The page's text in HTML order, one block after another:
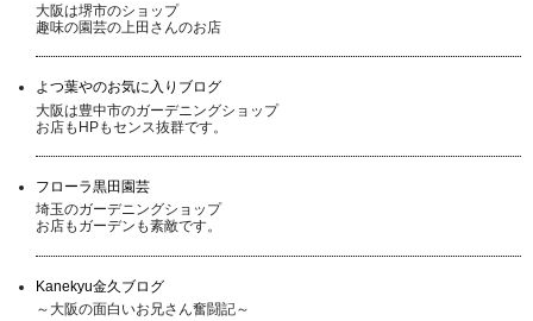
大阪は堺市のショップ
趣味の園芸の上田さんのお店
よつ葉やのお気に入りブログ
大阪は豊中市のガーデニングショップ
お店もHPもセンス抜群です。
フローラ黒田園芸
埼玉のガーデニングショップ
お店もガーデンも素敵です。
Kanekyu金久ブログ
～大阪の面白いお兄さん奮闘記～